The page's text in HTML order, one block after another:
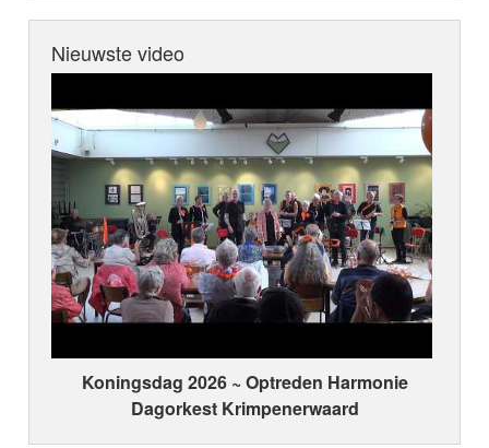
Nieuwste video
Koningsdag 2026 ~ Optreden Harmonie
Dagorkest Krimpenerwaard